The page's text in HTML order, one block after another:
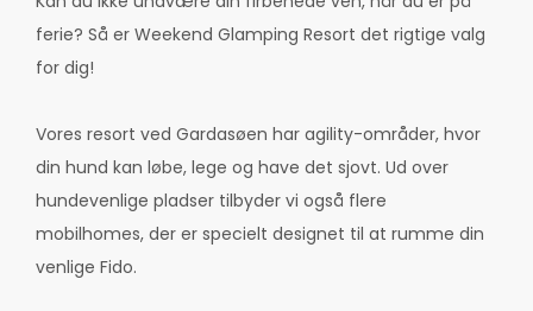
ferie? Så er Weekend Glamping Resort det rigtige valg
for dig!
Vores resort ved Gardasøen har agility-områder, hvor
din hund kan løbe, lege og have det sjovt. Ud over
hundevenlige pladser tilbyder vi også flere
mobilhomes, der er specielt designet til at rumme din
venlige Fido.